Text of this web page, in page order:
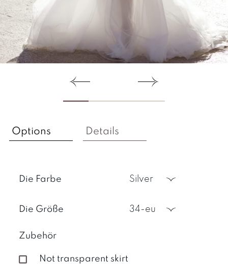
Options Details
Die Farbe silver
Die Größe 34-eu
Zubehör
Not transparent skirt